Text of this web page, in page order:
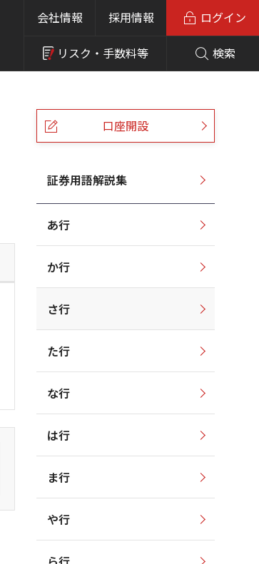
会社情報 採用情報
リスク・ 手数料等 検索
ログイン
口座開設
証券用語解説集
あ行
か行
さ行
た行
な行
は行
ま行
や行